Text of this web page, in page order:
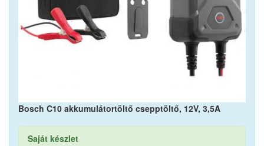
Bosch C10 akkumulátortöltő csepptöltő, 12V, 3,5A
Saját készlet